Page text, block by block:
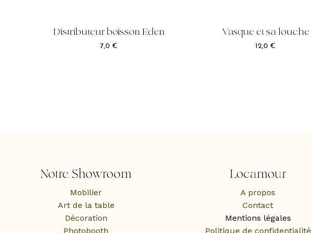
Distributeur boisson Eden
7,0 €
Vasque et sa louche
12,0 €
Notre Showroom
Mobilier
Art de la table
Décoration
Photobooth
Locamour
A propos
Contact
Mentions légales
Politique de confidentialité